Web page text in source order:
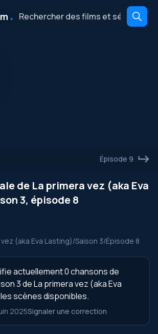
․
Épisode 9
de La primera vez (aka Eva
3, épisode 8
(aka Eva Lasting)/Saison 3/Épisode 8
actuellement 0 chansons de
3 de La primera vez (aka Eva
scènes disponibles.
2025Signaler une correction